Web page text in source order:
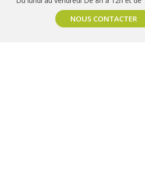
NOUS CONTACTER